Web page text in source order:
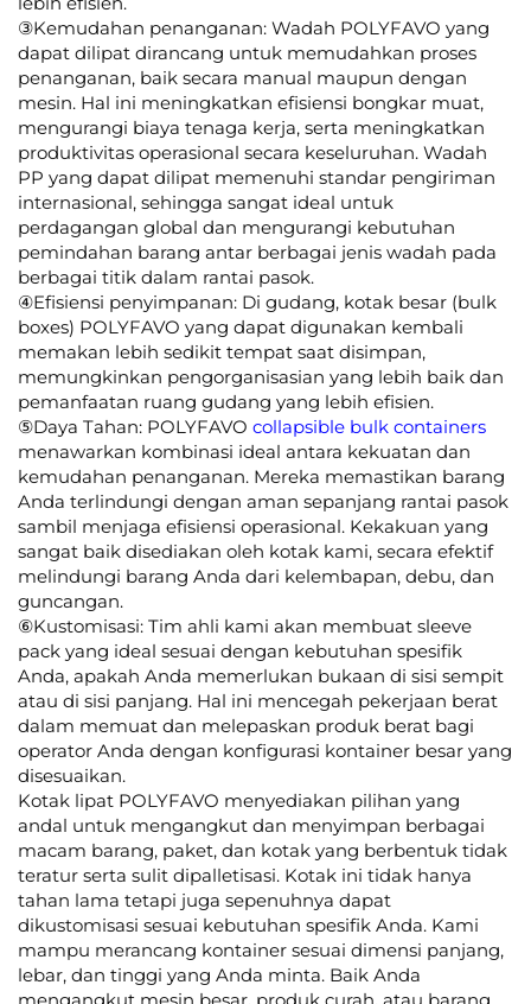
③Kemudahan penanganan: Wadah POLYFAVO yang
dapat dilipat dirancang untuk memudahkan proses
penanganan, baik secara manual maupun dengan
mesin. Hal ini meningkatkan efisiensi bongkar muat,
mengurangi biaya tenaga kerja, serta meningkatkan
produktivitas operasional secara keseluruhan. Wadah
PP yang dapat dilipat memenuhi standar pengiriman
internasional, sehingga sangat ideal untuk
perdagangan global dan mengurangi kebutuhan
pemindahan barang antar berbagai jenis wadah pada
berbagai titik dalam rantai pasok.
④Efisiensi penyimpanan: Di gudang, kotak besar (bulk
boxes) POLYFAVO yang dapat digunakan kembali
memakan lebih sedikit tempat saat disimpan,
memungkinkan pengorganisasian yang lebih baik dan
pemanfaatan ruang gudang yang lebih efisien.
⑤Daya Tahan: POLYFAVO collapsible bulk containers
menawarkan kombinasi ideal antara kekuatan dan
kemudahan penanganan. Mereka memastikan barang
Anda terlindungi dengan aman sepanjang rantai pasok
sambil menjaga efisiensi operasional. Kekakuan yang
sangat baik disediakan oleh kotak kami, secara efektif
melindungi barang Anda dari kelembapan, debu, dan
guncangan.
⑥Kustomisasi: Tim ahli kami akan membuat sleeve
pack yang ideal sesuai dengan kebutuhan spesifik
Anda, apakah Anda memerlukan bukaan di sisi sempit
atau di sisi panjang. Hal ini mencegah pekerjaan berat
dalam memuat dan melepaskan produk berat bagi
operator Anda dengan konfigurasi kontainer besar yang
disesuaikan.
Kotak lipat POLYFAVO menyediakan pilihan yang
andal untuk mengangkut dan menyimpan berbagai
macam barang, paket, dan kotak yang berbentuk tidak
teratur serta sulit dipalletisasi. Kotak ini tidak hanya
tahan lama tetapi juga sepenuhnya dapat
dikustomisasi sesuai kebutuhan spesifik Anda. Kami
mampu merancang kontainer sesuai dimensi panjang,
lebar, dan tinggi yang Anda minta. Baik Anda
mengangkut mesin besar, produk curah, atau barang